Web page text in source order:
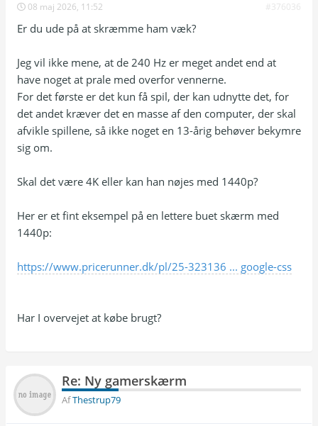
08 maj 2026, 11:52 #376036
Er du ude på at skræmme ham væk?
Jeg vil ikke mene, at de 240 Hz er meget andet end at
have noget at prale med overfor vennerne.
For det første er det kun få spil, der kan udnytte det, for
det andet kræver det en masse af den computer, der skal
afvikle spillene, så ikke noget en 13-årig behøver bekymre
sig om.
Skal det være 4K eller kan han nøjes med 1440p?
Her er et fint eksempel på en lettere buet skærm med
1440p:
https://www.pricerunner.dk/pl/25-323136 ... google-css
Har I overvejet at købe brugt?
Re: Ny gamerskærm
AfThestrup79